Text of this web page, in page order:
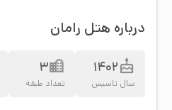
درباره هتل رامان
1402
سال تاسیس
3
تعداد طبقه